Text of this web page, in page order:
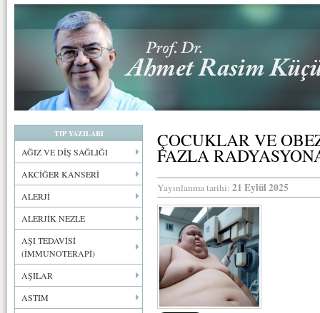
TIP YAZILARI
AĞIZ VE DİŞ SAĞLIĞI
AKCİĞER KANSERİ
ALERJİ
ALERJİK NEZLE
AŞI TEDAVİSİ
(İMMUNOTERAPİ)
AŞILAR
ASTIM
ÇOCUKLAR VE
FAZLA
Yayınlanma tarihi: 21 Eylül 2025